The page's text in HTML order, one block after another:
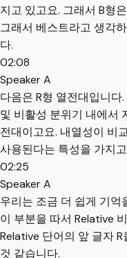
지고 있고요. 그래서 B형
그래서 베스트라고 생각
다.
02:08
Speaker A
다음은 R형 열전대입니
및 비활성 분위기 내에서
전대이고요. 내열성이 비
사용된다는 특성을 가지
02:25
Speaker A
우리는 조금 더 쉽게 기억
이 부분을 따서 Relative
Relative 단어의 앞 글자
것 같습니다.